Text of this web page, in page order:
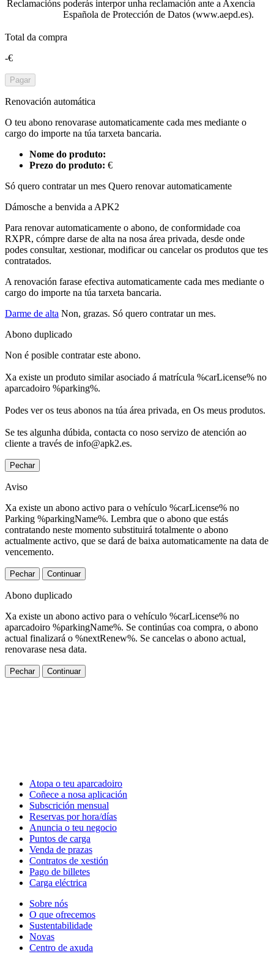
Reclamacións poderás interpor unha reclamación ante a Axencia
Española de Protección de Datos (www.aepd.es).
Total da compra
-€
Pagar
Renovación automática
O teu abono renovarase automaticamente cada mes mediante o
cargo do importe na túa tarxeta bancaria.
Nome do produto:
Prezo do produto: €
Só quero contratar un mes Quero renovar automaticamente
Dámosche a benvida a APK2
Para renovar automaticamente o abono, de conformidade coa
RXPR, cómpre darse de alta na nosa área privada, desde onde
podes consultar, xestionar, modificar ou cancelar os produtos que tes
contratados.
A renovación farase efectiva automaticamente cada mes mediante o
cargo do importe na túa tarxeta bancaria.
Darme de alta Non, grazas. Só quero contratar un mes.
Abono duplicado
Non é posible contratar este abono.
Xa existe un produto similar asociado á matrícula %carLicense% no
aparcadoiro %parking%.
Podes ver os teus abonos na túa área privada, en Os meus produtos.
Se tes algunha dúbida, contacta co noso servizo de atención ao
cliente a través de info@apk2.es.
Pechar
Aviso
Xa existe un abono activo para o vehículo %carLicense% no
Parking %parkingName%. Lembra que o abono que estás
contratando neste momento substituirá totalmente o abono
actualmente activo, que se dará de baixa automaticamente na data de
vencemento.
Pechar Continuar
Abono duplicado
Xa existe un abono activo para o vehículo %carLicense% no
aparcadoiro %parkingName%. Se continúas coa compra, o abono
actual finalizará o %nextRenew%. Se cancelas o abono actual,
renovarase nesa data.
Pechar Continuar
Atopa o teu aparcadoiro
Coñece a nosa aplicación
Subscrición mensual
Reservas por hora/días
Anuncia o teu negocio
Puntos de carga
Venda de prazas
Contratos de xestión
Pago de billetes
Carga eléctrica
Sobre nós
O que ofrecemos
Sustentabilidade
Novas
Centro de axuda